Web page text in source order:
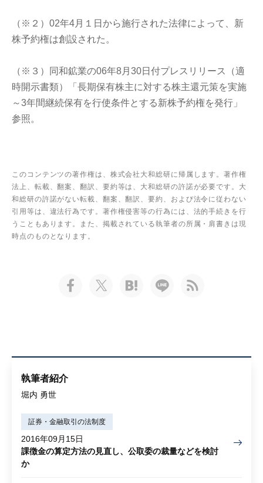
（※２）02年4月１日から施行された法律によって、新
株予約権は創設された。
（※３）同和鉱業の06年8月30日付プレスリリース（適
時開示書類）「長期保有株主に対する株主還元策を実施
～3年間継続保有を行使条件とする新株予約権を発行」
参照。
このコンテンツの著作権は、株式会社大和総研に帰属します。著作権
法上、転載、翻案、翻訳、要約等は、大和総研の許諾が必要です。大
和総研の許諾がない転載、翻案、翻訳、要約、および法令に従わない
引用等は、違法行為です。著作権侵害等の行為には、法的手続きを行
うこともあります。また、掲載されている執筆者の所属・肩書きは現
時点のものとなります。
執筆者紹介
堀内 勇世
証券・金融取引の法制度
2016年09月15日
課徴金の算定方法の見直し、公取委の裁量などを検討
か